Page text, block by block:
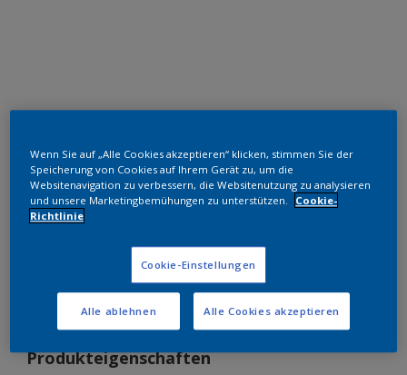
RAL 7011
SLJ11G
Muster bestellen
Bestellen Sie direkt im Webshop
Produkteigenschaften
Wenn Sie auf „Alle Cookies akzeptieren“ klicken, stimmen Sie der
Speicherung von Cookies auf Ihrem Gerät zu, um die
Websitenavigation zu verbessern, die Websitenutzung zu analysieren
und unsere Marketingbemühungen zu unterstützen.
Cookie-
Richtlinie
Cookie-Einstellungen
Alle ablehnen Alle Cookies akzeptieren